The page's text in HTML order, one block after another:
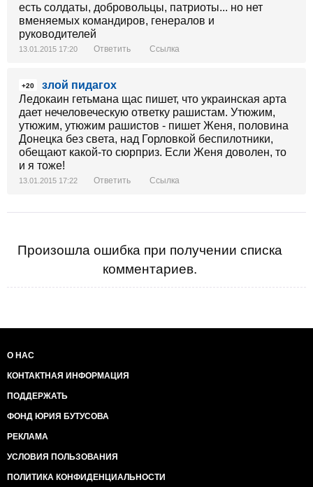
есть солдаты, добровольцы, патриоты... но нет
вменяемых командиров, генералов и
руководителей
13.01.2015 17:20 Ответить Ссылка
+20
злой пидагох
Ледокаин гетьмана щас пишет, что украинская арта
дает нечеловеческую ответку рашистам. Утюжим,
утюжим, утюжим рашистов - пишет Женя, половина
Донецка без света, над Горловкой беспилотники,
обещают какой-то сюрприз. Если Женя доволен, то
и я тоже!
13.01.2015 17:22 Ответить Ссылка
Произошла ошибка при получении списка
комментариев.
О НАС
КОНТАКТНАЯ ИНФОРМАЦИЯ
ПОДДЕРЖАТЬ
ФОНД ЮРИЯ БУТУСОВА
РЕКЛАМА
УСЛОВИЯ ПОЛЬЗОВАНИЯ
ПОЛИТИКА КОНФИДЕНЦИАЛЬНОСТИ